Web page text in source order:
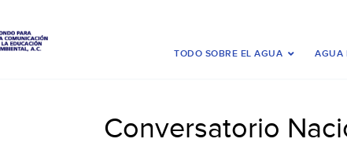
TODO SOBRE EL AGUA AGUA
Conversatorio